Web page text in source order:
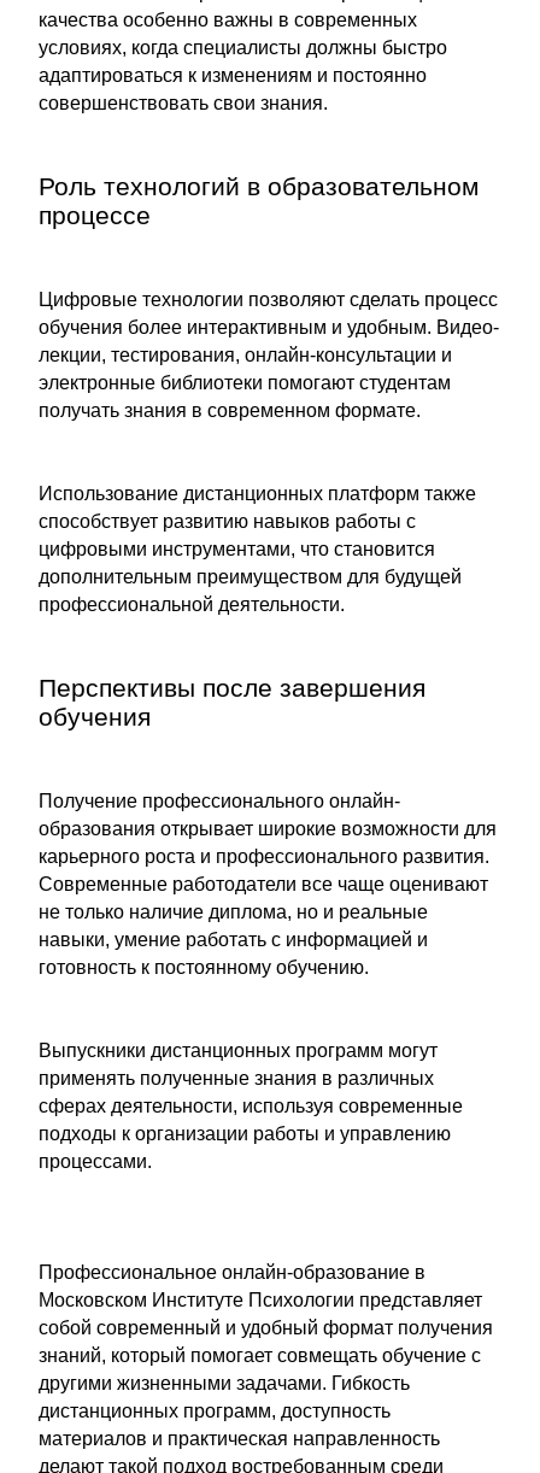
качества особенно важны в современных
условиях, когда специалисты должны быстро
адаптироваться к изменениям и постоянно
совершенствовать свои знания.
Роль технологий в образовательном
процессе
Цифровые технологии позволяют сделать процесс
обучения более интерактивным и удобным. Видео-
лекции, тестирования, онлайн-консультации и
электронные библиотеки помогают студентам
получать знания в современном формате.
Использование дистанционных платформ также
способствует развитию навыков работы с
цифровыми инструментами, что становится
дополнительным преимуществом для будущей
профессиональной деятельности.
Перспективы после завершения
обучения
Получение профессионального онлайн-
образования открывает широкие возможности для
карьерного роста и профессионального развития.
Современные работодатели все чаще оценивают
не только наличие диплома, но и реальные
навыки, умение работать с информацией и
готовность к постоянному обучению.
Выпускники дистанционных программ могут
применять полученные знания в различных
сферах деятельности, используя современные
подходы к организации работы и управлению
процессами.
Профессиональное онлайн-образование в
Московском Институте Психологии представляет
собой современный и удобный формат получения
знаний, который помогает совмещать обучение с
другими жизненными задачами. Гибкость
дистанционных программ, доступность
материалов и практическая направленность
делают такой подход востребованным среди